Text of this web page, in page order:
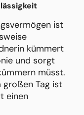
ist
kümmert
und sorgt
müsst.
großen Tag ist
einen